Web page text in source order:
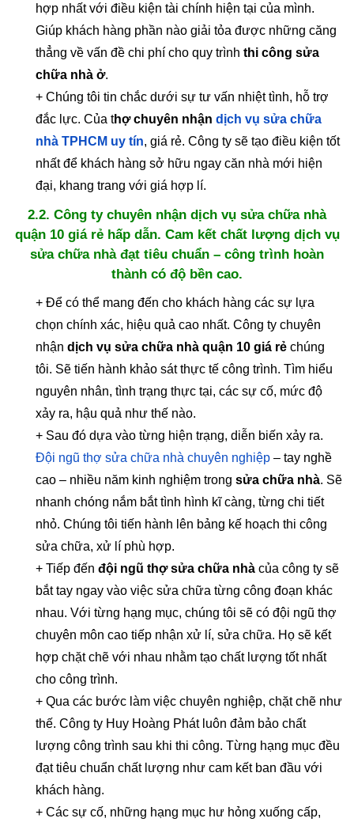
hợp nhất với điều kiện tài chính hiện tại của mình.
Giúp khách hàng phần nào giải tỏa được những căng
thẳng về vấn đề chi phí cho quy trình thi công sửa
chữa nhà ở.
+ Chúng tôi tin chắc dưới sự tư vấn nhiệt tình, hỗ trợ
đắc lực. Của thợ chuyên nhận dịch vụ sửa chữa
nhà TPHCM uy tín, giá rẻ. Công ty sẽ tạo điều kiện tốt
nhất để khách hàng sở hữu ngay căn nhà mới hiện
đại, khang trang với giá hợp lí.
2.2. Công ty chuyên nhận dịch vụ sửa chữa nhà
quận 10 giá rẻ hấp dẫn. Cam kết chất lượng dịch vụ
sửa chữa nhà đạt tiêu chuẩn – công trình hoàn
thành có độ bền cao.
+ Để có thể mang đến cho khách hàng các sự lựa
chọn chính xác, hiệu quả cao nhất. Công ty chuyên
nhận dịch vụ sửa chữa nhà quận 10 giá rẻ chúng
tôi. Sẽ tiến hành khảo sát thực tế công trình. Tìm hiểu
nguyên nhân, tình trạng thực tại, các sự cố, mức độ
xảy ra, hậu quả như thế nào.
+ Sau đó dựa vào từng hiện trạng, diễn biến xảy ra.
Đội ngũ thợ sửa chữa nhà chuyên nghiệp – tay nghề
cao – nhiều năm kinh nghiệm trong sửa chữa nhà. Sẽ
nhanh chóng nắm bắt tình hình kĩ càng, từng chi tiết
nhỏ. Chúng tôi tiến hành lên bảng kế hoạch thi công
sửa chữa, xử lí phù hợp.
+ Tiếp đến đội ngũ thợ sửa chữa nhà của công ty sẽ
bắt tay ngay vào việc sửa chữa từng công đoạn khác
nhau. Với từng hạng mục, chúng tôi sẽ có đội ngũ thợ
chuyên môn cao tiếp nhận xử lí, sửa chữa. Họ sẽ kết
hợp chặt chẽ với nhau nhằm tạo chất lượng tốt nhất
cho công trình.
+ Qua các bước làm việc chuyên nghiệp, chặt chẽ như
thế. Công ty Huy Hoàng Phát luôn đảm bảo chất
lượng công trình sau khi thi công. Từng hạng mục đều
đạt tiêu chuẩn chất lượng như cam kết ban đầu với
khách hàng.
+ Các sự cố, những hạng mục hư hỏng xuống cấp,